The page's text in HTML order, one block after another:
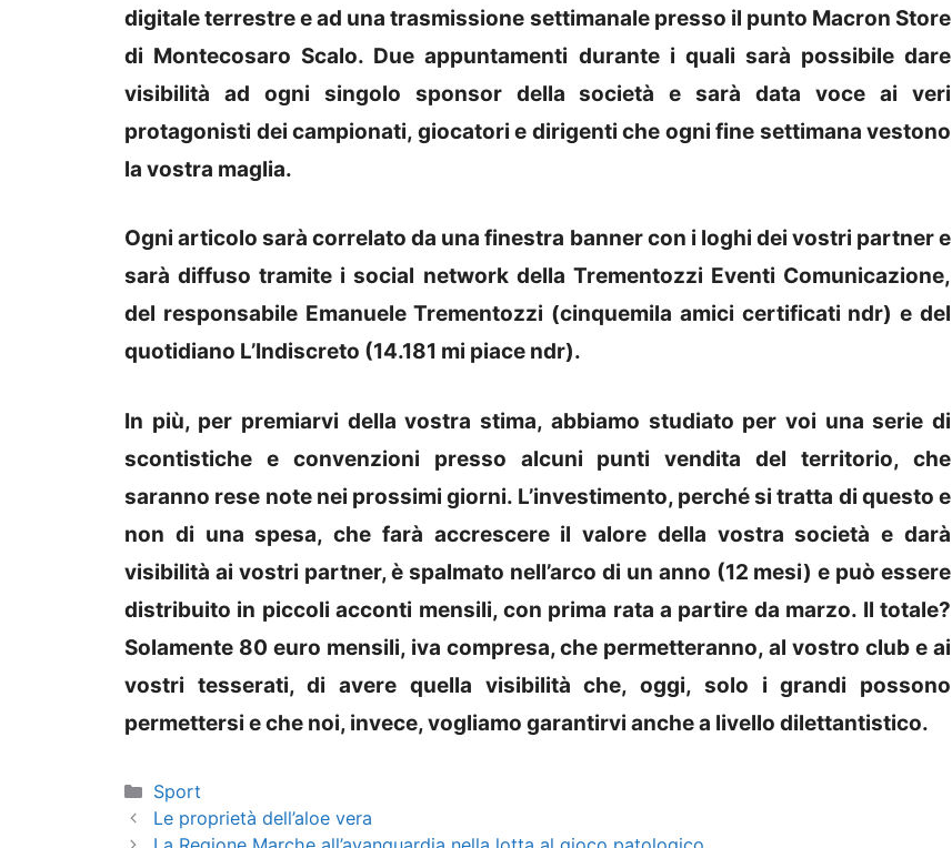
digitale terrestre e ad una trasmissione settimanale presso il punto Macron Store
di Montecosaro Scalo. Due appuntamenti durante i quali sarà possibile dare
visibilità ad ogni singolo sponsor della società e sarà data voce ai veri
protagonisti dei campionati, giocatori e dirigenti che ogni fine settimana vestono
la vostra maglia.
Ogni articolo sarà correlato da una finestra banner con i loghi dei vostri partner e
sarà diffuso tramite i social network della Trementozzi Eventi Comunicazione,
del responsabile Emanuele Trementozzi (cinquemila amici certificati ndr) e del
quotidiano L’Indiscreto (14.181 mi piace ndr).
In più, per premiarvi della vostra stima, abbiamo studiato per voi una serie di
scontistiche e convenzioni presso alcuni punti vendita del territorio, che
saranno rese note nei prossimi giorni. L’investimento, perché si tratta di questo e
non di una spesa, che farà accrescere il valore della vostra società e darà
visibilità ai vostri partner, è spalmato nell’arco di un anno (12 mesi) e può essere
distribuito in piccoli acconti mensili, con prima rata a partire da marzo. Il totale?
Solamente 80 euro mensili, iva compresa, che permetteranno, al vostro club e ai
vostri tesserati, di avere quella visibilità che, oggi, solo i grandi possono
permettersi e che noi, invece, vogliamo garantirvi anche a livello dilettantistico.
Categorie
Sport
Le proprietà dell’aloe vera